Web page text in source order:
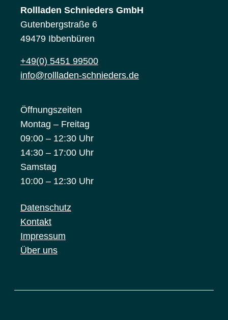
Rollladen Schnieders GmbH
Gutenbergstraße 6
49479 Ibbenbüren
+49(0) 5451 99500
info@rollladen-schnieders.de
Öffnungszeiten
Montag – Freitag
09:00 – 12:30 Uhr
14:30 – 17:00 Uhr
Samstag
10:00 – 12:30 Uhr
Datenschutz
Kontakt
Impressum
Über uns